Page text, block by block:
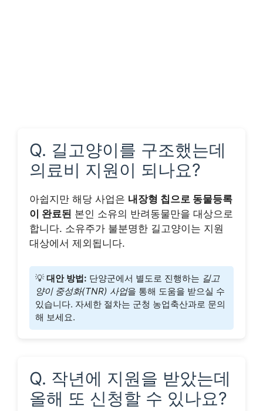
Q. 길고양이를 구조했는데
의료비 지원이 되나요?
아쉽지만 해당 사업은 내장형 칩으로 동물등록
이 완료된 본인 소유의 반려동물만을 대상으로
합니다. 소유주가 불분명한 길고양이는 지원
대상에서 제외됩니다.
💡대안 방법: 단양군에서 별도로 진행하는 길고
양이 중성화(TNR) 사업을 통해 도움을 받으실 수
있습니다. 자세한 절차는 군청 농업축산과로 문의
해 보세요.
Q. 작년에 지원을 받았는데
올해 또 신청할 수 있나요?